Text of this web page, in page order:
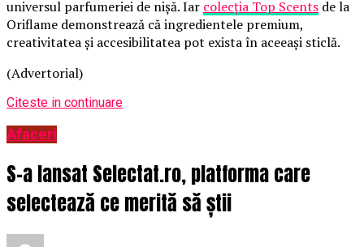
universul parfumeriei de nișă. Iar colecția Top Scents de la
Oriflame demonstrează că ingredientele premium,
creativitatea și accesibilitatea pot exista în aceeași sticlă.
(Advertorial)
Citeste in continuare
Afaceri
S-a lansat Selectat.ro, platforma care
selectează ce merită să știi